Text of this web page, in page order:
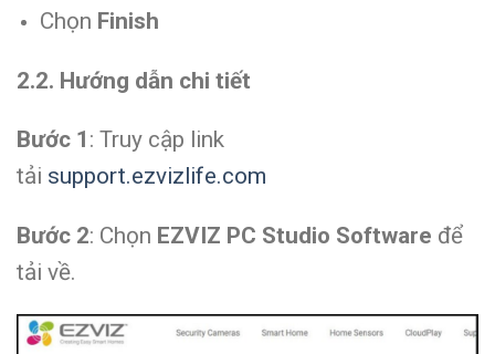
Chọn Finish
2.2. Hướng dẫn chi tiết
Bước 1 : Truy cập link
tải support.ezvizlife.com
Bước 2: Chọn EZVIZ PC Studio Software để
tải về.